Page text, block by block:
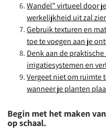
Wandel” virtueel door
werkelijkheid uit zal
Gebruik texturen en
toe te voegen aan je
Denk aan de
irrigatiesystemen en
Vergeet niet om ruimte
wanneer je planten
Begin met het maken
op schaal.